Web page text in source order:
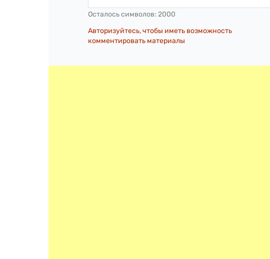
Осталось символов: 2000
Авторизуйтесь, чтобы иметь возможность
комментировать материалы